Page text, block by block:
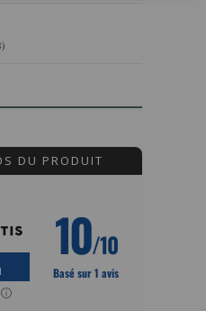
DU PRODUIT
10/10
Basé sur 1 avis